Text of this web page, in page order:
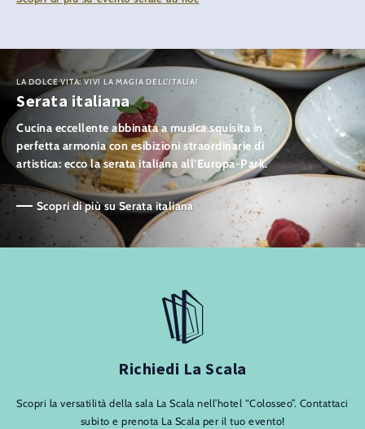
LA DOLCE VITA: VIVI LA MAGIA DELL’ITALIA!
Serata italiana
Cucina eccellente abbinata a musica squisita in
perfetta armonia con esibizioni straordinarie di
artistica: ecco la serata italiana all’Europa-Park.
Scopri di più su Serata italiana
Richiedi La Scala
Scopri la versatilità della sala La Scala nell’hotel “Colosseo”. Contattaci
subito e prenota La Scala per il tuo evento!